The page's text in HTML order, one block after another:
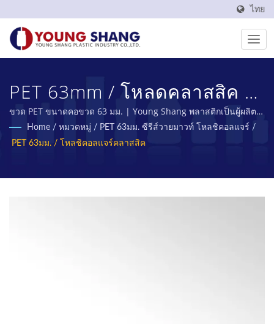
ไทย
PET 63mm / โหลดคลาสสิค |
ผู้ผลิตขวดและโอ่ง PET ที่ทำใน
ไต้หวัน | YOUNG SHANG
ขวด PET ขนาดคอขวด 63 มม. | Young Shang พลาสติกเป็นผู้ผลิต
ขวด PET และขวด PET จากไต้หวันมาเกือบ 50 ปี
Home / หมวดหมู่ / PET 63มม. ซีรีส์วายมาวท์ โหลชิคอลแจร์ /
PET 63มม. / โหลชิคอลแจร์คลาสสิค